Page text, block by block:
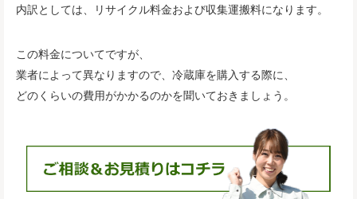
内訳としては、リサイクル料金および収集運搬料になります。
この料金についてですが、
業者によって異なりますので、冷蔵庫を購入する際に、
どのくらいの費用がかかるのかを聞いておきましょう。